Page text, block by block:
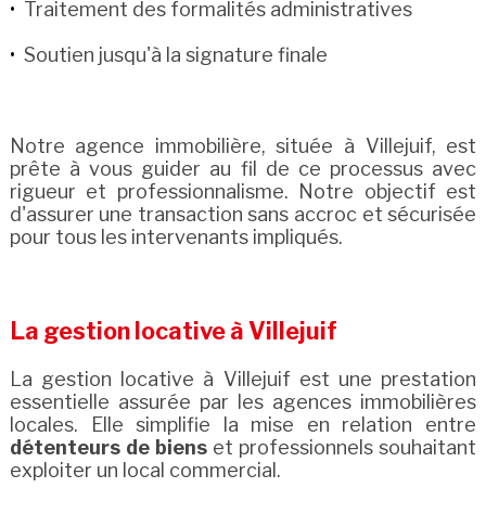
Traitement des formalités administratives
Soutien jusqu'à la signature finale
Notre agence immobilière, située à Villejuif, est
prête à vous guider au fil de ce processus avec
rigueur et professionnalisme. Notre objectif est
d'assurer une transaction sans accroc et sécurisée
pour tous les intervenants impliqués.
La gestion locative à Villejuif
La gestion locative à Villejuif est une prestation
essentielle assurée par les agences immobilières
locales. Elle simplifie la mise en relation entre
détenteurs de bienset professionnels souhaitant
exploiter un local commercial.